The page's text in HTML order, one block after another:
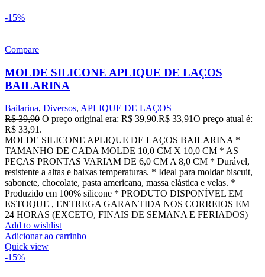
-15%
Compare
MOLDE SILICONE APLIQUE DE LAÇOS
BAILARINA
Bailarina, Diversos, APLIQUE DE LAÇOS
R$39,90 O preço original era: R$ 39,90.R$ 33,91O preço atual é:
R$ 33,91.
MOLDE SILICONE APLIQUE DE LAÇOS BAILARINA *
TAMANHO DE CADA MOLDE 10,0 CM X 10,0 CM * AS
PEÇAS PRONTAS VARIAM DE 6,0 CM A 8,0 CM * Durável,
resistente a altas e baixas temperaturas. * Ideal para moldar biscuit,
sabonete, chocolate, pasta americana, massa elástica e velas. *
Produzido em 100% silicone * PRODUTO DISPONÍVEL EM
ESTOQUE , ENTREGA GARANTIDA NOS CORREIOS EM
24 HORAS (EXCETO, FINAIS DE SEMANA E FERIADOS)
Add to wishlist
Adicionar ao carrinho
Quick view
-15%